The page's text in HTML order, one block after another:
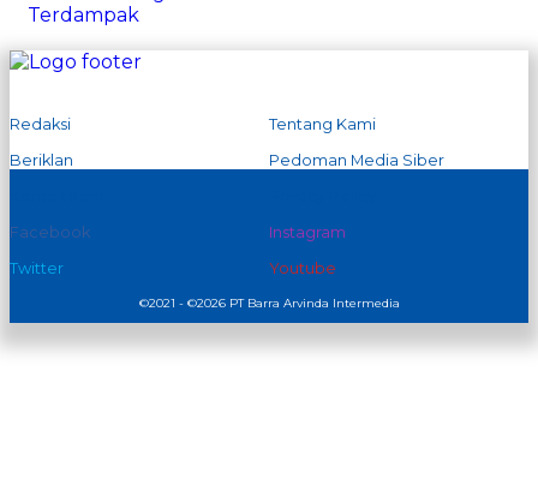
Redaksi
Tentang Kami
Beriklan
Pedoman Media Siber
Facebook
Instagram
Twitter
Youtube
©2021 - ©2026 PT Barra Arvinda Intermedia